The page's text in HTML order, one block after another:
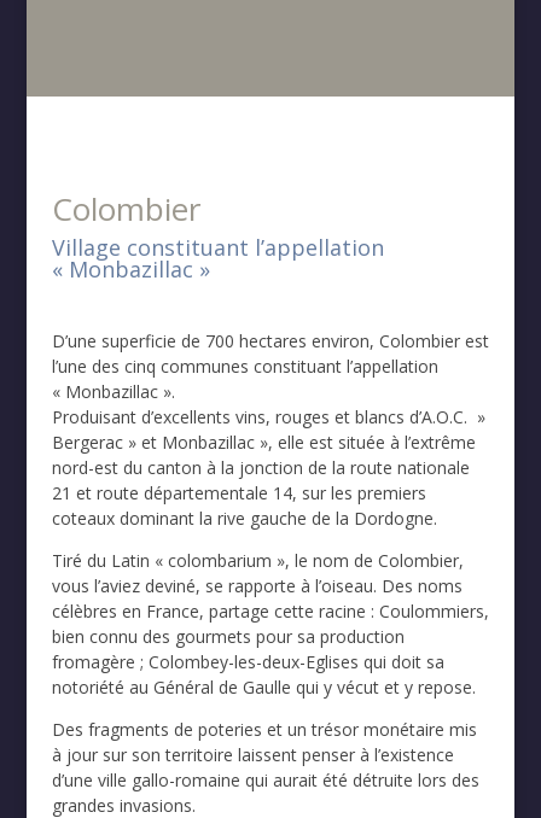
Colombier
Village constituant l’appellation
« Monbazillac »
D’une superficie de 700 hectares environ, Colombier est
l’une des cinq communes constituant l’appellation
« Monbazillac ».
Produisant d’excellents vins, rouges et blancs d’A.O.C. »
Bergerac » et Monbazillac », elle est située à l’extrême
nord-est du canton à la jonction de la route nationale
21 et route départementale 14, sur les premiers
coteaux dominant la rive gauche de la Dordogne.
Tiré du Latin « colombarium », le nom de Colombier,
vous l’aviez deviné, se rapporte à l’oiseau. Des noms
célèbres en France, partage cette racine : Coulommiers,
bien connu des gourmets pour sa production
fromagère ; Colombey-les-deux-Eglises qui doit sa
notoriété au Général de Gaulle qui y vécut et y repose.
Des fragments de poteries et un trésor monétaire mis
à jour sur son territoire laissent penser à l’existence
d’une ville gallo-romaine qui aurait été détruite lors des
grandes invasions.